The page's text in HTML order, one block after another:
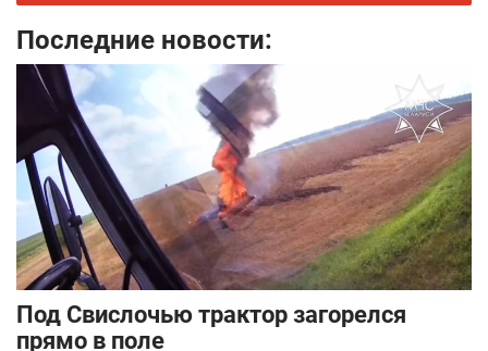
Последние новости:
Под Свислочью трактор загорелся
прямо в поле